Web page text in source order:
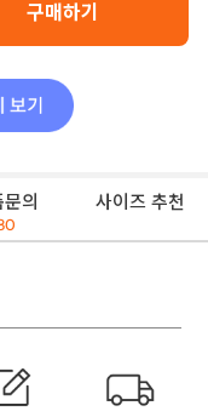
구매하기
의 사이즈 추천